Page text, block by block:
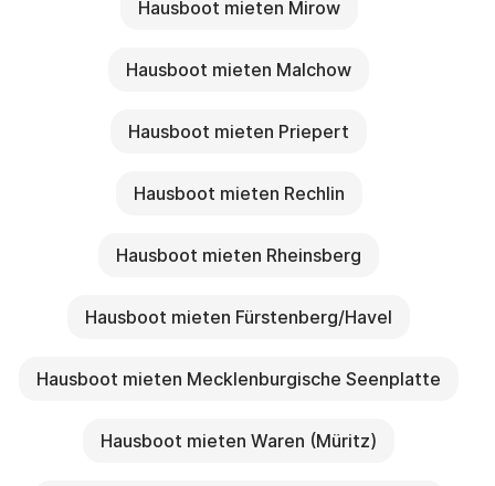
Hausboot mieten Mirow
Hausboot mieten Malchow
Hausboot mieten Priepert
Hausboot mieten Rechlin
Hausboot mieten Rheinsberg
Hausboot mieten Fürstenberg/Havel
Hausboot mieten Mecklenburgische Seenplatte
Hausboot mieten Waren (Müritz)